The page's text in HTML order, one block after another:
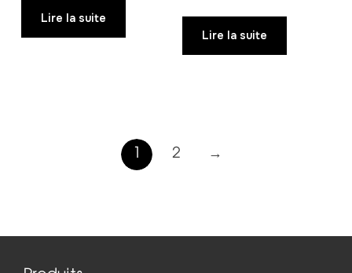
Lire la suite
Lire la suite
1 2 →